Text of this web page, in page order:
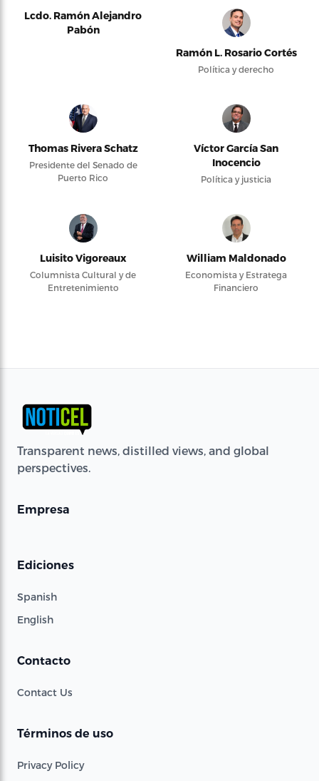
Lcdo. Ramón Alejandro
Pabón
Ramón L. Rosario Cortés
Política y derecho
Thomas Rivera Schatz
Presidente del Senado de
Puerto Rico
Víctor García San
Inocencio
Política y justicia
Luisito Vigoreaux
Columnista Cultural y de
Entretenimiento
William Maldonado
Economista y Estratega
Financiero
Transparent news, distilled views, and global
perspectives.
Empresa
Ediciones
Spanish
English
Contacto
Contact Us
Términos de uso
Privacy Policy